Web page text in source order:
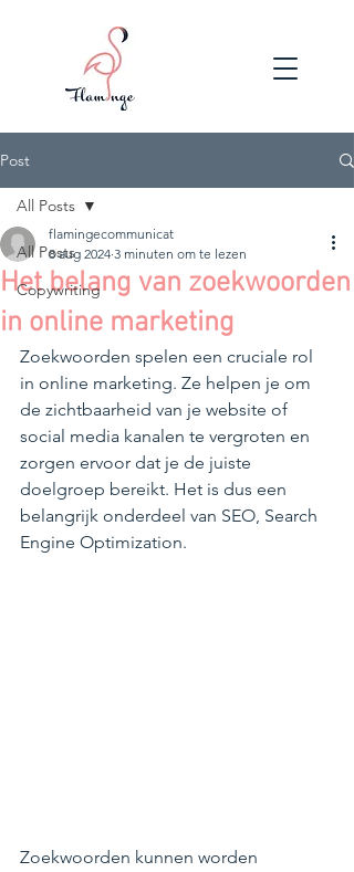
Post
All Posts
Copywriting
All Posts
Het belang van zoekwoorden
in online marketing
flamingecommunicat
8 aug 2024 3 minuten om te lezen
Zoekwoorden spelen een cruciale rol
in online marketing. Ze helpen je om
de zichtbaarheid van je website of
social media kanalen te vergroten en
zorgen ervoor dat je de juiste
doelgroep bereikt. Het is dus een
belangrijk onderdeel van SEO, Search
Engine Optimization.
Zoekwoorden kunnen worden